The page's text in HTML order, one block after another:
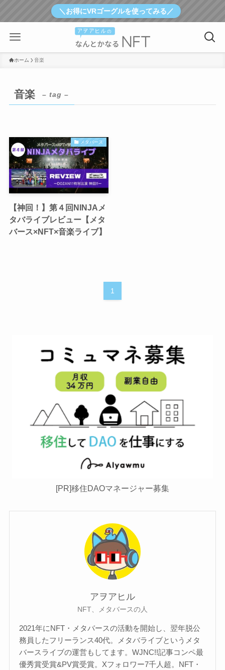
＼お得にVRゴーグルを使ってみる／
ホーム 音楽
音楽 – tag –
メタバース
【神回！】第４回NINJAメ
タバライブレビュー【メタ
バース×NFT×音楽ライブ】
1
[PR]移住DAOマネージャー募集
アヲアヒル
NFT、メタバースの人
2021年にNFT・メタバースの活動を開始し、翌年脱公
務員したフリーランス40代。メタバライブというメタ
バースライブの運営もしてます。WJNC!!記事コンペ最
優秀賞受賞&PV賞受賞。Xフォロワー7千人超。NFT・